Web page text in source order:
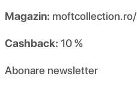
Magazin: moftcollection.ro/
Cashback: 10 %
Abonare newsletter